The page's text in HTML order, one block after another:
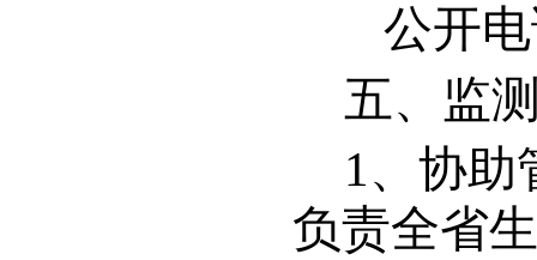
公开电
五、监
1、协助
负责全省